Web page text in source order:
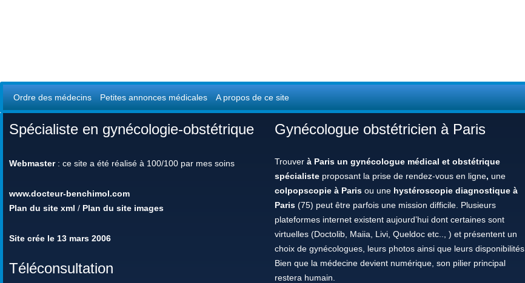
Ordre des médecins Petites annonces médicales A propos de ce site
Spécialiste en gynécologie-obstétrique
Webmaster: ce site a été réalisé à 100/100 par mes soins
www.docteur-benchimol.com
Plan du site xml / Plan du site images
Site crée le 13 mars 2006
Téléconsultation
Gynécologue obstétricien à Paris
Trouver à Paris un gynécologue médical et obstétrique
spécialiste proposant la prise de rendez-vous en ligne, une
colpopscopie à Paris ou une hystéroscopie diagnostique à
Paris (75) peut être parfois une mission difficile. Plusieurs
plateformes internet existent aujourd’hui dont certaines sont
virtuelles (Doctolib, Maiia, Livi, Queldoc etc.., ) et présentent un
choix de gynécologues, leurs photos ainsi que leurs disponibilités.
Bien que la médecine devient numérique, son pilier principal
restera humain.